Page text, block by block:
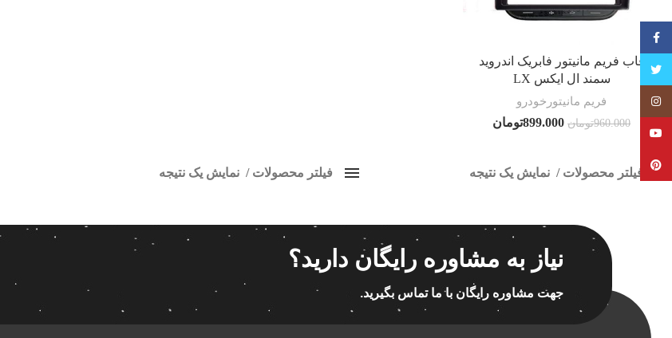
قاب فریم مانیتور فابریک اندروید
سمند ال ایکس LX
فریم مانیتورخودرو
960.000تومان 899.000تومان
فیلتر محصولات
نمایش یک نتیجه
فقط نمایش محصولات فروش فقط موجود در انبار
فیلتر محصولات نمایش یک نتیجه
قیمت گذاری
نیاز به مشاوره رایگان دارید؟
جهت مشاوره رایگان با ما تماس بگیرید.
تویتر
Instagram
Pinterest